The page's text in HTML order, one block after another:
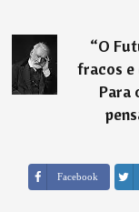
“O
fracos e
Para
Facebook